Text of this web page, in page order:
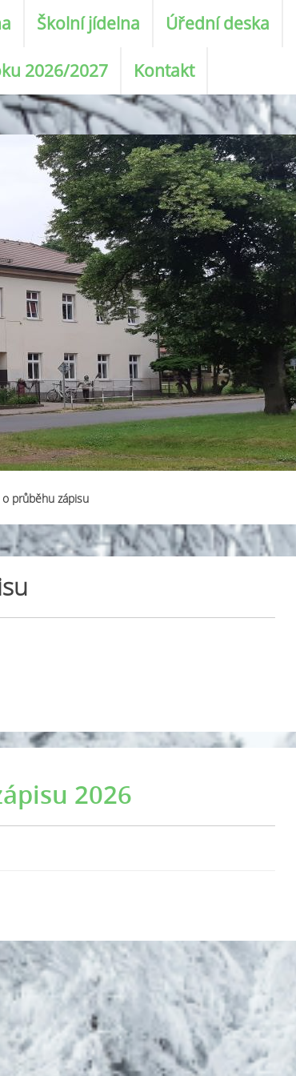
Školní jídelna Úřední deska
2026/2027 Kontakt
průběhu zápisu
2026